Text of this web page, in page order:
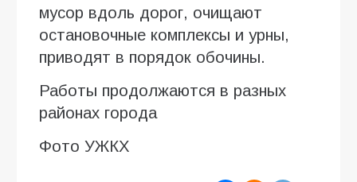
мусор вдоль дорог, очищают
остановочные комплексы и урны,
приводят в порядок обочины.
Работы продолжаются в разных
районах города
Фото УЖКХ